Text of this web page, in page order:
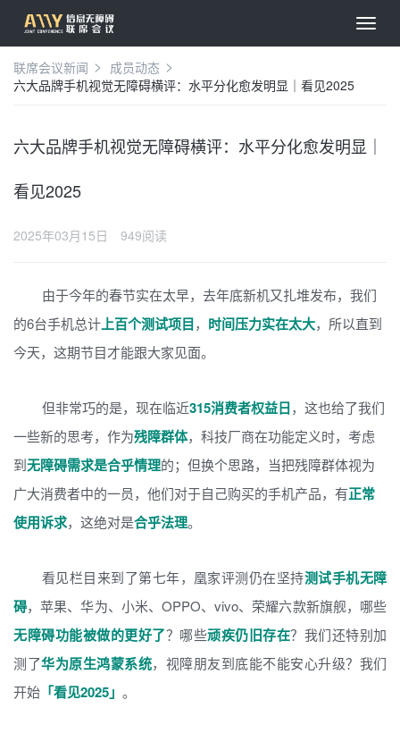
联席会议新闻
成员动态
六大品牌手机视觉无障碍横评：水平分化愈发明显｜看见2025
六大品牌手机视觉无障碍横评：水平分化愈发明显｜
看见2025
2025年03月15日 949阅读
由于今年的春节实在太早，去年底新机又扎堆发布，我们
的6台手机总计上百个测试项目， 时间压力实在太大，所以直到
今天，这期节目才能跟大家见面。
但非常巧的是，现在临近315消费者权益日，这也给了我们
一些新的思考，作为残障群体，科技厂商在功能定义时，考虑
到无障碍需求是合乎情理的；但换个思路，当把残障群体视为
广大消费者中的一员，他们对于自己购买的手机产品，有正常
使用诉求，这绝对是合乎法理。
看见栏目来到了第七年，凰家评测仍在坚持测试手机无障
碍，苹果、华为、小米、OPPO、vivo、荣耀六款新旗舰，哪些
无障碍功能被做的更好了？哪些顽疾仍旧存在？我们还特别加
测了华为原生鸿蒙系统，视障朋友到底能不能安心升级？我们
开始 「看见2025」 。